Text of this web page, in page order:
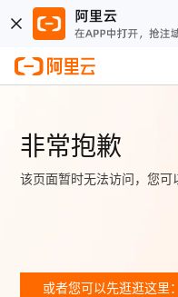
非常抱歉
该页面暂时无法访问，您
或者您可以先逛逛这里